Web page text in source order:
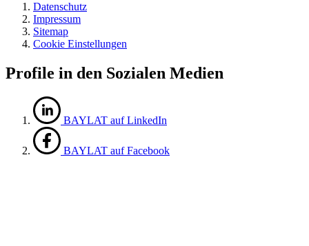
Datenschutz
Impressum
Sitemap
Cookie Einstellungen
Profile in den Sozialen Medien
BAYLAT auf LinkedIn
BAYLAT auf Facebook